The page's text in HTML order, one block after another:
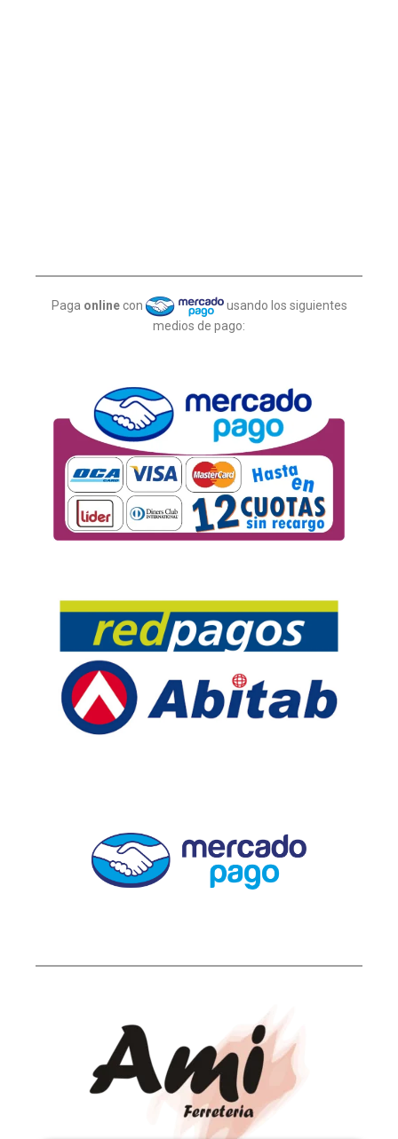
Paga online con
usando los siguientes
medios de pago: